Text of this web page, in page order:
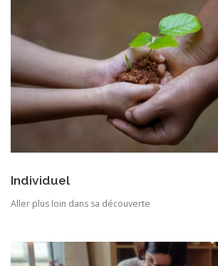
Individuel
Aller plus loin dans sa découverte